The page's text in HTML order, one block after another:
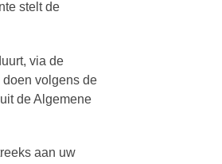
stelt de
via de
doen volgens de
de Algemene
aan uw